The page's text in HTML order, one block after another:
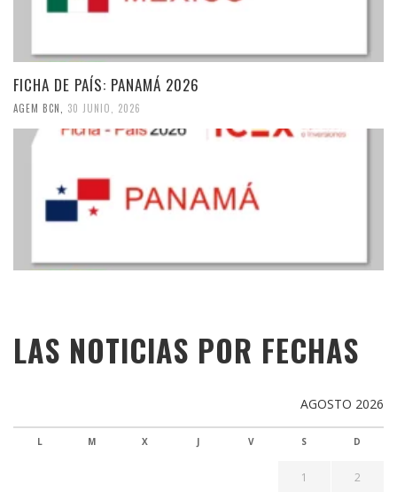
FICHA DE PAÍS: PANAMÁ 2026
AGEM BCN 30 JUNIO, 2026
LAS NOTICIAS POR FECHAS
AGOSTO 2026
L M X J V S D
1 2